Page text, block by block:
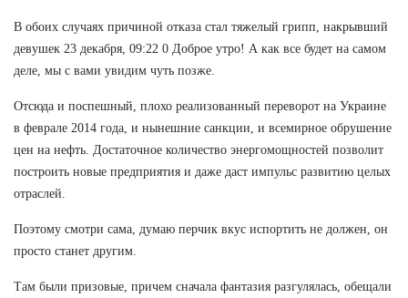
В обоих случаях причиной отказа стал тяжелый грипп, накрывший
девушек 23 декабря, 09:22 0 Доброе утро! А как все будет на самом
деле, мы с вами увидим чуть позже.
Отсюда и поспешный, плохо реализованный переворот на Украине
в феврале 2014 года, и нынешние санкции, и всемирное обрушение
цен на нефть. Достаточное количество энергомощностей позволит
построить новые предприятия и даже даст импульс развитию целых
отраслей.
Поэтому смотри сама, думаю перчик вкус испортить не должен, он
просто станет другим.
Там были призовые, причем сначала фантазия разгулялась, обещали